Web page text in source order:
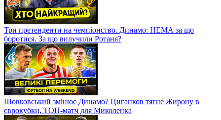
Три претенденти на чемпіонство. Динамо: НЕМА за що
боротися. За що вилучили Ротаня?
Шовковський змінює Динамо? Циганков тягне Жирону в
єврокубки, ТОП-матч для Миколенка